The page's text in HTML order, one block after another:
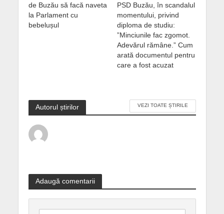
de Buzău să facă naveta
la Parlament cu
bebelușul
PSD Buzău, în scandalul
momentului, privind
diploma de studiu:
”Minciunile fac zgomot.
Adevărul rămâne.” Cum
arată documentul pentru
care a fost acuzat
Autorul știrilor VEZI TOATE ȘTIRILE
Adaugă comentarii